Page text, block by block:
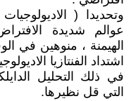
وتحديدا (
عوالم شديدة
الهيمنة ، منوهين في
اشتداد الفنتازيا
في ذلك التحليل
التي قل نظيرها.